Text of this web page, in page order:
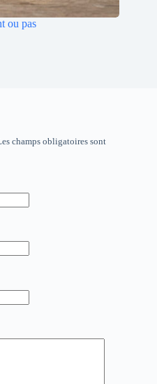
ou pas
champs obligatoires sont